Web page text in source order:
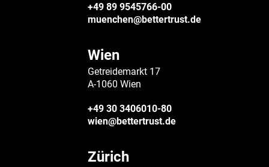
+49 89 9545766-00
muenchen@bettertrust.de
Wien
Getreidemarkt 17
A-1060 Wien
+49 30 3406010-80
wien@bettertrust.de
Zürich